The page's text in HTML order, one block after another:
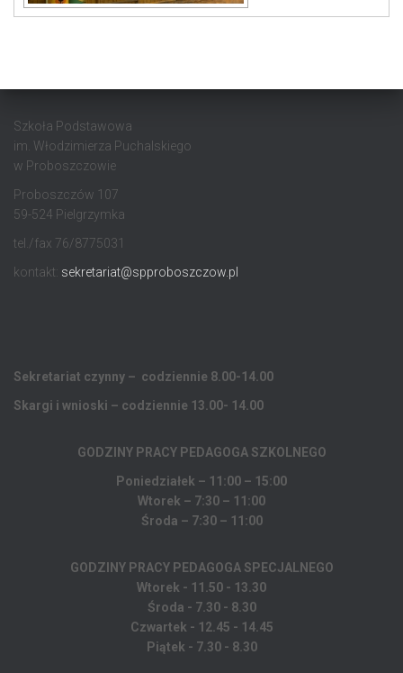
Szkoła Podstawowa
im. Włodzimierza Puchalskiego
w Proboszczowie
Proboszczów 107
59-524 Pielgrzymka
tel./fax 76/8775031
kontakt: sekretariat@spproboszczow.pl
Sekretariat czynny – codziennie 8.00-14.00
Skargi i wnioski – codziennie 13.00- 14.00
GODZINY PRACY PEDAGOGA SZKOLNEGO
Poniedziałek – 11:00 – 15:00
Wtorek – 7:30 – 11:00
Środa – 7:30 – 11:00
GODZINY PRACY PEDAGOGA SPECJALNEGO
Wtorek - 11.50 - 13.30
Środa - 7.30 - 8.30
Czwartek - 12.45 - 14.45
Piątek - 7.30 - 8.30